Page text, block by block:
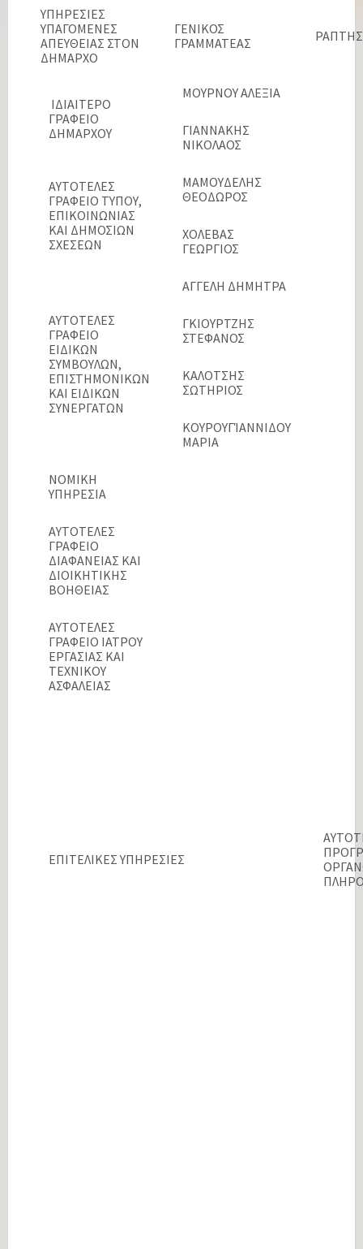
ΥΠΗΡΕΣΙΕΣ
ΥΠΑΓΟΜΕΝΕΣ
ΑΠΕΥΘΕΙΑΣ ΣΤΟΝ
ΔΗΜΑΡΧΟ
ΓΕΝΙΚΟΣ
ΓΡΑΜΜΑΤΕΑΣ
ΙΔΙΑΙΤΕΡΟ
ΓΡΑΦΕΙΟ
ΔΗΜΑΡΧΟΥ
ΜΟΥΡΝΟΥ ΑΛΕΞΙΑ
ΓΙΑΝΝΑΚΗΣ
ΝΙΚΟΛΑΟΣ
ΑΥΤΟΤΕΛΕΣ
ΓΡΑΦΕΙΟ ΤΥΠΟΥ,
ΕΠΙΚΟΙΝΩΝΙΑΣ
ΚΑΙ ΔΗΜΟΣΙΩΝ
ΣΧΕΣΕΩΝ
ΜΑΜΟΥΔΕΛΗΣ
ΘΕΟΔΩΡΟΣ
ΧΟΛΕΒΑΣ
ΓΕΩΡΓΙΟΣ
ΑΥΤΟΤΕΛΕΣ
ΓΡΑΦΕΙΟ
ΕΙΔΙΚΩΝ
ΣΥΜΒΟΥΛΩΝ,
ΕΠΙΣΤΗΜΟΝΙΚΩΝ
ΚΑΙ ΕΙΔΙΚΩΝ
ΣΥΝΕΡΓΑΤΩΝ
ΑΓΓΕΛΗ ΔΗΜΗΤΡΑ
ΓΚΙΟΥΡΤΖΗΣ
ΣΤΕΦΑΝΟΣ
ΚΑΛΟΤΣΗΣ
ΣΩΤΗΡΙΟΣ
ΚΟΥΡΟΥΓΊΑΝΝΙΔΟΥ
ΜΑΡΙΑ
ΝΟΜΙΚΗ
ΥΠΗΡΕΣΙΑ
ΑΥΤΟΤΕΛΕΣ
ΓΡΑΦΕΙΟ
ΔΙΑΦΑΝΕΙΑΣ ΚΑΙ
ΔΙΟΙΚΗΤΙΚΗΣ
ΒΟΗΘΕΙΑΣ
ΑΥΤΟΤΕΛΕΣ
ΓΡΑΦΕΙΟ ΙΑΤΡΟΥ
ΕΡΓΑΣΙΑΣ ΚΑΙ
ΤΕΧΝΙΚΟΥ
ΑΣΦΑΛΕΙΑΣ
ΕΠΙΤΕΛΙΚΕΣ ΥΠΗΡΕΣΙΕΣ